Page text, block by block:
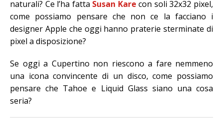
naturali? Ce l’ha fatta Susan Kare con soli 32x32 pixel,
come possiamo pensare che non ce la facciano i
designer Apple che oggi hanno praterie sterminate di
pixel a disposizione?
Se oggi a Cupertino non riescono a fare nemmeno
una icona convincente di un disco, come possiamo
pensare che Tahoe e Liquid Glass siano una cosa
seria?